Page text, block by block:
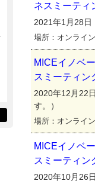
ネスミーティ
2021年1月28
場所：オンライン
MICEイノベ
スミーティン
2020年12月22
す。）
場所：オンライ
MICEイノベ
スミーティン
2020年10月26